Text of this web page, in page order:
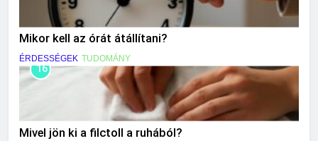
Mikor kell az órát átállítani?
ÉRDESSÉGEK TUDOMÁNY
16
Mivel jön ki a filctoll a ruhából?